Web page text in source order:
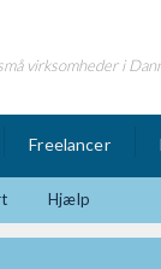
virksomheder i
Freelancer
Hjælp